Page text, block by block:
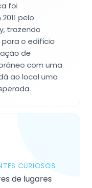
foi
pelo
trazendo
o edifício
de
com uma
ao local uma
CURIOSOS
de lugares